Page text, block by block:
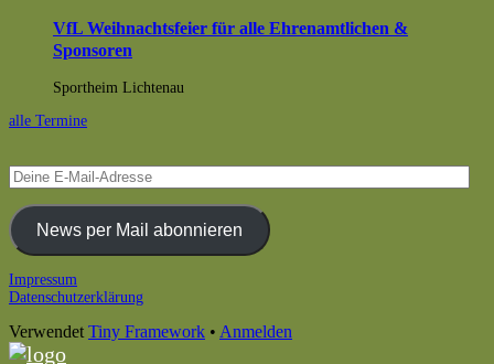
VfL Weihnachtsfeier für alle Ehrenamtlichen &
Sponsoren
Sportheim Lichtenau
alle Termine
Deine
E-
Mail-
AdresseNews per Mail abonnieren
Footer
Impressum
Datenschutzerklärung
Verwendet Tiny Framework • Anmelden